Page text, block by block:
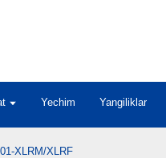
Yechim Yangiliklar
XLRM/XLRF